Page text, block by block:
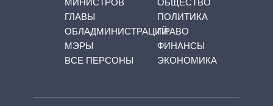
МИНИСТРОВ
ГЛАВЫ
ОБЛАДМИНИСТРАЦИЙ
МЭРЫ
ВСЕ ПЕРСОНЫ
ОБЩЕСТВО
ПОЛИТИКА
ПРАВО
ФИНАНСЫ
ЭКОНОМИКА